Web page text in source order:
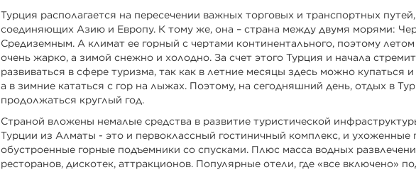
Турция располагается на пересечении важных торговых и транспортных путей,
соединяющих Азию и Европу. К тому же, она – страна между двумя морями:
Средиземным. А климат ее горный с чертами континентального, поэтому летом
очень жарко, а зимой снежно и холодно. За счет этого Турция и начала
развиваться в сфере туризма, так как в летние месяцы здесь можно купаться и
а в зимние кататься с гор на лыжах. Поэтому, на сегодняшний день, отдых в
продолжаться круглый год.
Страной вложены немалые средства в развитие туристической
Турции из Алматы - это и первоклассный гостиничный комплекс, и ухоженные
обустроенные горные подъемники со спусками. Плюс масса водных
ресторанов, дискотек, аттракционов. Популярные отели, где «все включено»